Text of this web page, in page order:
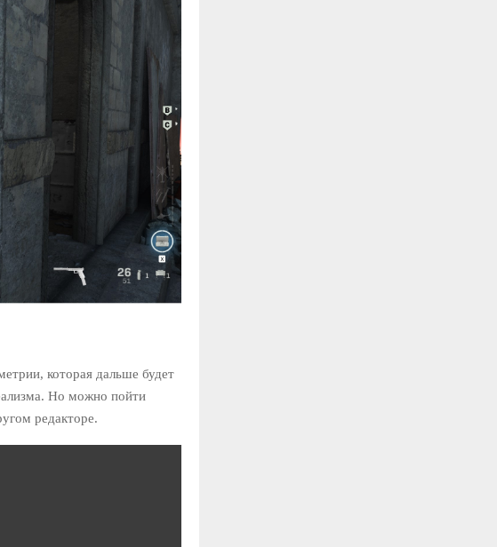
которая дальше будет
Но можно пойти
редакторе.